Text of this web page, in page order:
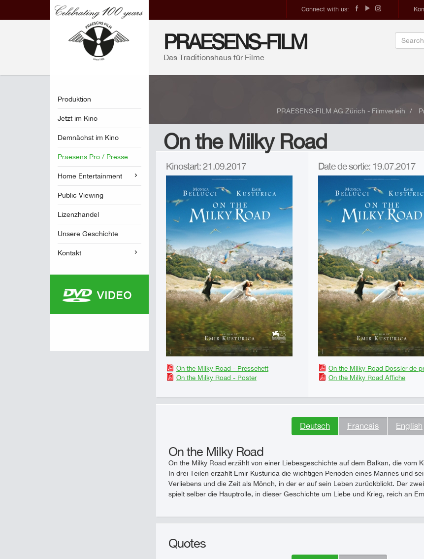
Connect with us:
PRAESENS-FILM
Das Traditionshaus für Filme
Produktion
Jetzt im Kino
Demnächst im Kino
Praesens Pro / Presse
Home Entertainment
Public Viewing
Lizenzhandel
Unsere Geschichte
Kontakt
PRAESENS-FILM AG Zürich - Filmverleih
On the Milky Road
Kinostart: 21.09.2017
On the Milky Road - Presseheft
On the Milky Road - Poster
Date de sortie: 19.07.2017
On the Milky Road Dossier de
On the Milky Road Affiche
Deutsch Francais English
On the Milky Road
On the Milky Road erzählt von einer Liebesgeschichte auf dem Balkan, die vom
In drei Teilen erzählt Emir Kusturica die wichtigen Perioden eines Mannes und
Verliebens und die Zeit als Mönch, in der er auf sein Leben zurückblickt. Der
spielt selber die Hauptrolle, in dieser Geschichte um Liebe und Krieg, reich an
Quotes